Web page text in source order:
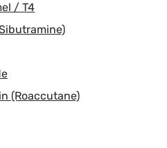
/ T4
(Roaccutane)